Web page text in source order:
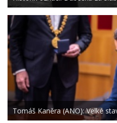
Tomáš Kaněra (ANO): Velké